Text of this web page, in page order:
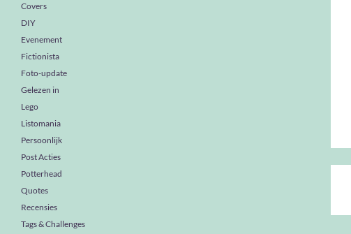
Covers
DIY
Evenement
Fictionista
Foto-update
Gelezen in
Lego
Listomania
Persoonlijk
Post Acties
Potterhead
Quotes
Recensies
Tags & Challenges